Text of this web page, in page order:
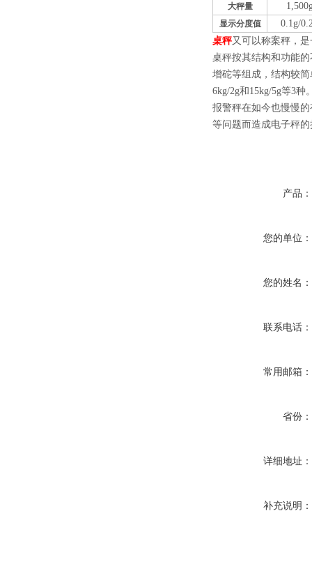
大秤量
显示分度值 0.1g/
桌秤又可以称案秤，
桌秤按其结构和功能
增砣等组成，结构较
6kg/2g和15kg/5g等3种
报警秤在如今也慢慢
等问题而造成电子秤
产品：
您的单位：
您的姓名：
联系电话：
常用邮箱：
省份：
详细地址：
补充说明：